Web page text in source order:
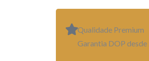
Qualidade Premium
Garantia DOP